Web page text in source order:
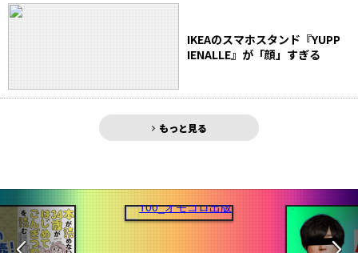
IKEAのスマホスタンド『YUPP
IENALLE』が「顔」すぎる
もっと見る